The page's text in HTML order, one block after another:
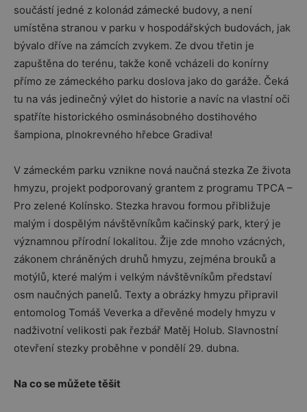
součástí jedné z kolonád zámecké budovy, a není
umístěna stranou v parku v hospodářských budovách, jak
bývalo dříve na zámcích zvykem. Ze dvou třetin je
zapuštěna do terénu, takže koně vcházeli do konírny
přímo ze zámeckého parku doslova jako do garáže. Čeká
tu na vás jedinečný výlet do historie a navíc na vlastní oči
spatříte historického osminásobného dostihového
šampiona, plnokrevného hřebce Gradiva!
V zámeckém parku vznikne nová naučná stezka Ze života
hmyzu, projekt podporovaný grantem z programu TPCA –
Pro zelené Kolínsko. Stezka hravou formou přibližuje
malým i dospělým návštěvníkům kačinský park, který je
významnou přírodní lokalitou. Žije zde mnoho vzácných,
zákonem chráněných druhů hmyzu, zejména brouků a
motýlů, které malým i velkým návštěvníkům představí
osm naučných panelů. Texty a obrázky hmyzu připravil
entomolog Tomáš Veverka a dřevěné modely hmyzu v
nadživotní velikosti pak řezbář Matěj Holub. Slavnostní
otevření stezky proběhne v pondělí 29. dubna.
Na co se můžete těšit